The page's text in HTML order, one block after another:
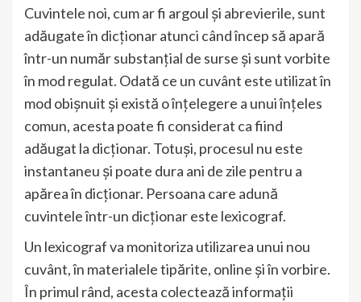
Cuvintele noi, cum ar fi argoul și abrevierile, sunt
adăugate în dicționar atunci când încep să apară
într-un număr substanțial de surse și sunt vorbite
în mod regulat. Odată ce un cuvânt este utilizat în
mod obișnuit și există o înțelegere a unui înțeles
comun, acesta poate fi considerat ca fiind
adăugat la dicționar. Totuși, procesul nu este
instantaneu și poate dura ani de zile pentru a
apărea în dicționar. Persoana care adună
cuvintele într-un dicționar este lexicograf.
Un lexicograf va monitoriza utilizarea unui nou
cuvânt, în materialele tipărite, online și în vorbire.
În primul rând, acesta colectează informații